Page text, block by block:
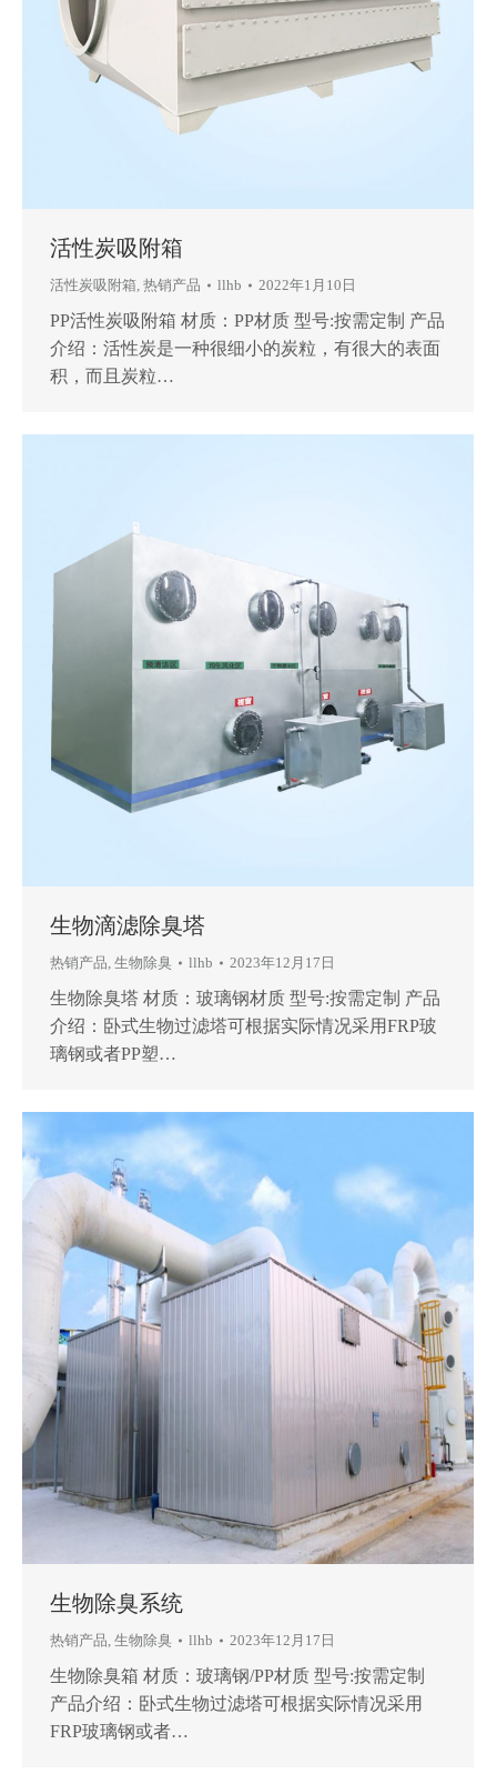
活性炭吸附箱
活性炭吸附箱, 热销产品 llhb 2022年1月10日
PP活性炭吸附箱 材质：PP材质 型号:按需定制 产品
介绍：活性炭是一种很细小的炭粒，有很大的表面
积，而且炭粒…
生物滴滤除臭塔
热销产品, 生物除臭 llhb 2023年12月17日
生物除臭塔 材质：玻璃钢材质 型号:按需定制 产品
介绍：卧式生物过滤塔可根据实际情况采用FRP玻
璃钢或者PP塑…
生物除臭系统
热销产品, 生物除臭 llhb 2023年12月17日
生物除臭箱 材质：玻璃钢/PP材质 型号:按需定制
产品介绍：卧式生物过滤塔可根据实际情况采用
FRP玻璃钢或者…